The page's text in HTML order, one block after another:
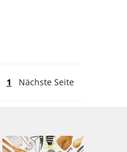
1 Nächste Seite